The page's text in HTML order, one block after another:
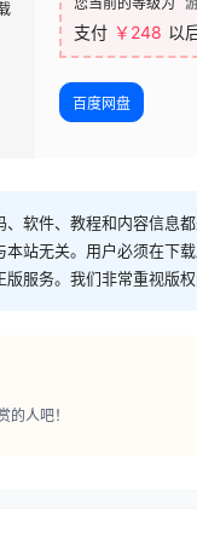
支付 ￥248 以
百度网盘
软件、教程和内容信息
站无关。用户必须在下
服务。我们非常重视版
人吧！